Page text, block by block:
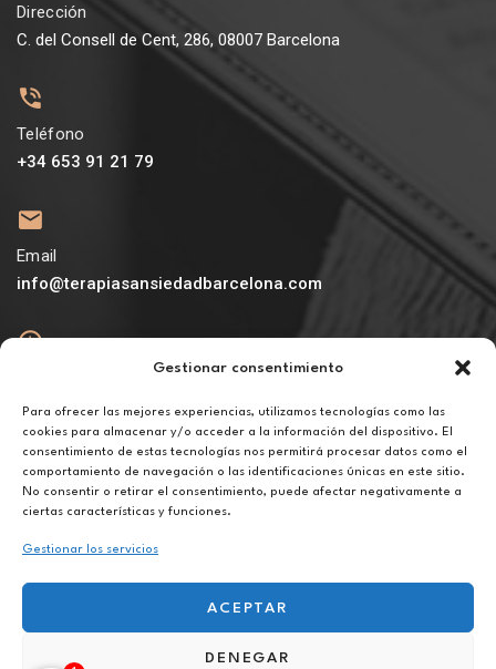
Gestionar consentimiento
Para ofrecer las mejores experiencias, utilizamos tecnologías como las
cookies para almacenar y/o acceder a la información del dispositivo. El
consentimiento de estas tecnologías nos permitirá procesar datos como el
comportamiento de navegación o las identificaciones únicas en este sitio.
No consentir o retirar el consentimiento, puede afectar negativamente a
ciertas características y funciones.
Gestionar los servicios
ACEPTAR
DENEGAR
Dirección
C. del Consell de Cent, 286, 08007 Barcelona
Teléfono
+34 653 91 21 79
Email
info@terapiasansiedadbarcelona.com
De lunes a viernes de 10h a 20h
Aviso legal
Política de privacidad
Política de cookies
Terapia para el desarrollo personal en Balaguer